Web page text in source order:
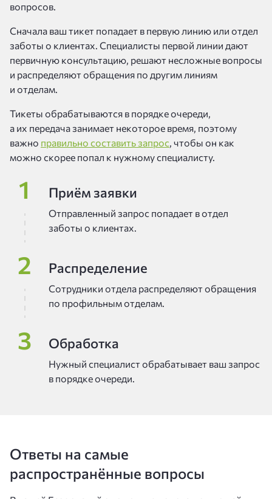
вопросов.
Сначала ваш тикет попадает в первую линию или отдел
заботы о клиентах. Специалисты первой линии дают
первичную консультацию, решают несложные вопросы
и распределяют обращения по другим линиям
и отделам.
Тикеты обрабатываются в порядке очереди,
а их передача занимает некоторое время, поэтому
важно правильно составить запрос, чтобы он как
можно скорее попал к нужному специалисту.
Приём заявки
Отправленный запрос попадает в отдел
заботы о клиентах.
Распределение
Сотрудники отдела распределяют обращения
по профильным отделам.
Обработка
Нужный специалист обрабатывает ваш запрос
в порядке очереди.
Ответы на самые
распространённые вопросы